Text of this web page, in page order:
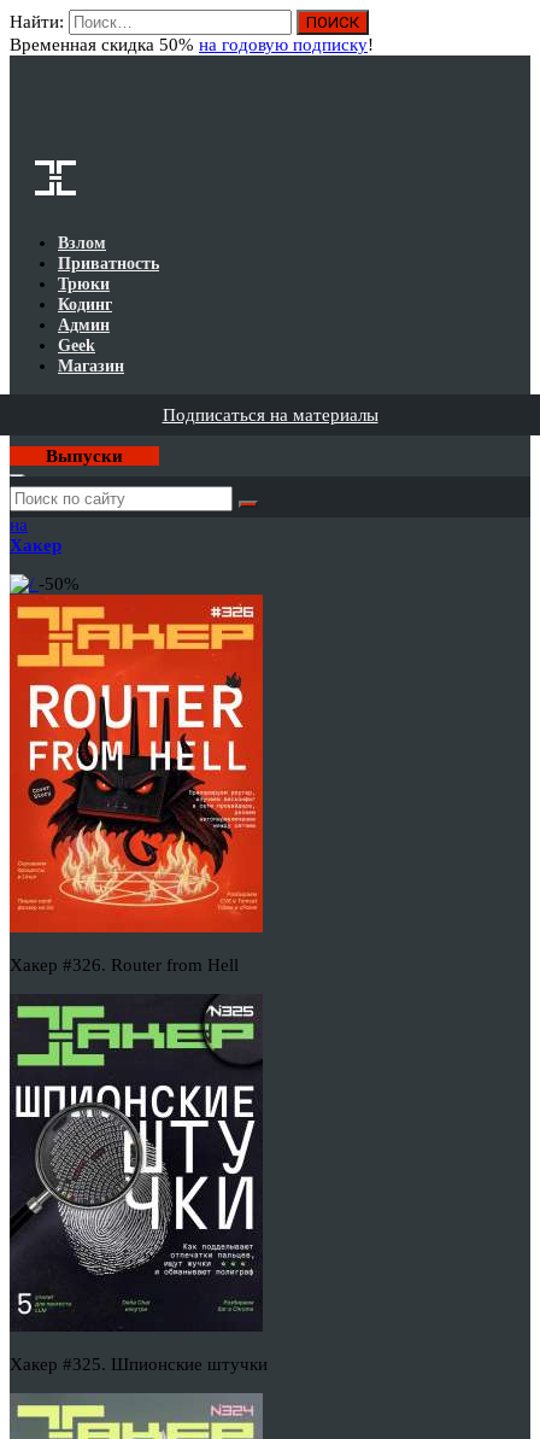
Найти:
Временная скидка 50% на годовую подписку!
Взлом
Приватность
Трюки
Кодинг
Админ
Geek
Магазин
Подписаться на материалы
Выпуски
Годовая
подписка
на
Хакер
-50%
Хакер #326. Router from Hell
Хакер #325. Шпионские штучки